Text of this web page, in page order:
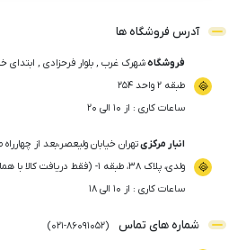
آدرس فروشگاه ها
فروشگاهشهرک غرب , بلوار فرحزادی , ابتدای
طبقه ۲ واحد ۲۵۴
ساعات کاری : از ۱۰ الی ۲۰
انبار مرکزیتهران خیابان ولیعصر،بعد از
ولدی، پلاک ۳۸، طبقه ۱- (فقط دریافت کالا با هماهنگی قبلی)
ساعات کاری : از ۱۰ الی ۱۸
شماره های تماس (
021-86091052
)